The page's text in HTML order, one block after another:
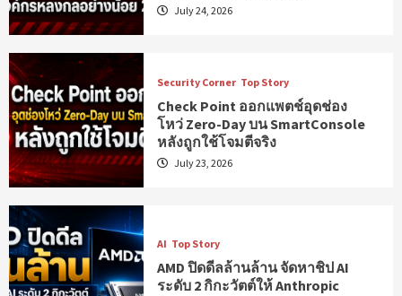
July 24, 2026
Security Corner Top Story
Check Point ออกแพตช์อุดช่อง
โหว่ Zero-Day บน SmartConsole
หลังถูกใช้โจมตีจริง
July 23, 2026
AI Top Story
AMD ปิดดีลล้านล้าน จัดหาชิป AI
ระดับ 2 กิกะวัตต์ให้ Anthropic